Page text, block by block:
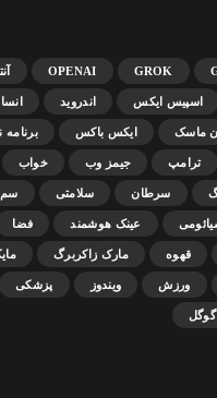
GROK
OPENAI
اسپیس ایکس اندروید
ماسک ایکس باکس
ترامپ جیمز وب خواب
سرطان سلامتی سم
عینک هوشمند فضا
قهوه مارک زاکربرگ
ورزش ویندوز پزشکی
گوگل